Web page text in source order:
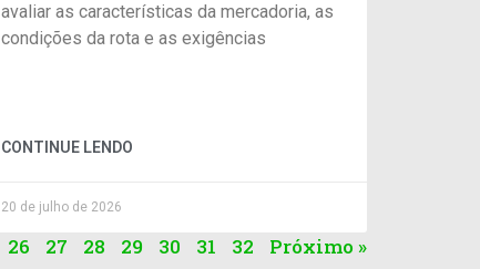
avaliar as características da mercadoria, as
condições da rota e as exigências
CONTINUE LENDO
20 de julho de 2026
26 27 28 29 30 31 32 Próximo »